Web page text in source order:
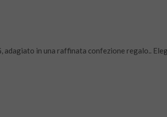
adagiato in una raffinata confezione regalo..